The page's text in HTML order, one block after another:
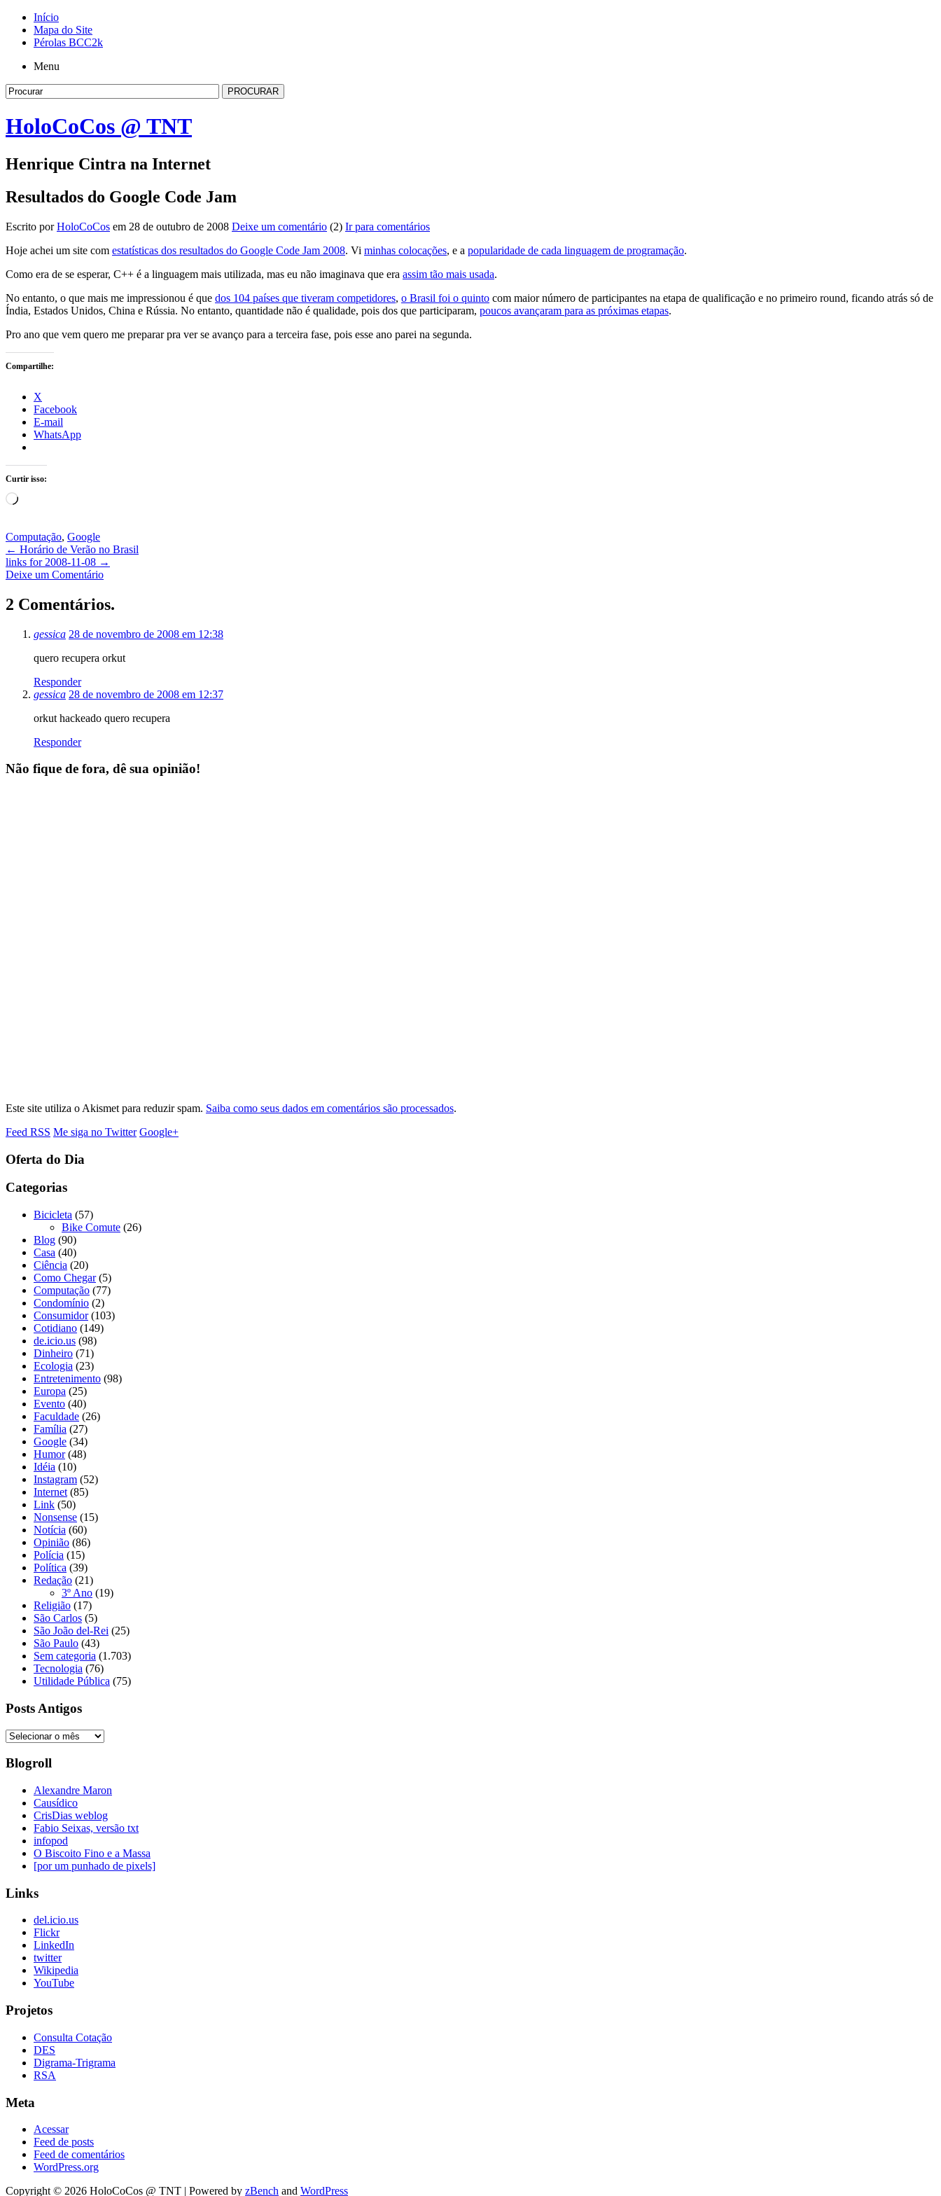
Início
Mapa do Site
Pérolas BCC2k
Menu
HoloCoCos @ TNT
Henrique Cintra na Internet
Resultados do Google Code Jam
Escrito porHoloCoCos em 28 de outubro de 2008 Deixe um comentário (2) Ir para comentários
Hoje achei um site com estatísticas dos resultados do Google Code Jam 2008. Vi minhas colocações, e a popularidade de cada linguagem de programação.
Como era de se esperar, C++ é a linguagem mais utilizada, mas eu não imaginava que era assim tão mais usada.
No entanto, o que mais me impressionou é que dos 104 países que tiveram competidores, o Brasil foi o quinto com maior número de participantes na etapa de qualificação e no primeiro round, ficando atrás só de
Índia, Estados Unidos, China e Rússia. No entanto, quantidade não é qualidade, pois dos que participaram, poucos avançaram para as próximas etapas.
Pro ano que vem quero me preparar pra ver se avanço para a terceira fase, pois esse ano parei na segunda.
Compartilhe:
X
Facebook
E-mail
WhatsApp
Curtir isso:
Carregando...
Computação, Google
← Horário de Verão no Brasil
links for 2008-11-08 →
Deixe um Comentário
2 Comentários.
gessica 28 de novembro de 2008 em 12:38
quero recupera orkut
Responder
gessica 28 de novembro de 2008 em 12:37
orkut hackeado quero recupera
Responder
Não fique de fora, dê sua opinião!
Este site utiliza o Akismet para reduzir spam. Saiba como seus dados em comentários são processados.
Feed RSS Me siga no Twitter Google+
Oferta do Dia
Categorias
Bicicleta (57)
Bike Comute (26)
Blog (90)
Casa (40)
Ciência (20)
Como Chegar(5)
Computação (77)
Condomínio (2)
Consumidor(103)
Cotidiano (149)
de.icio.us (98)
Dinheiro (71)
Ecologia (23)
Entretenimento (98)
Europa (25)
Evento (40)
Faculdade (26)
Família (27)
Google (34)
Humor(48)
Idéia (10)
Instagram (52)
Internet (85)
Link (50)
Nonsense (15)
Notícia (60)
Opinião (86)
Polícia (15)
Política (39)
Redação (21)
3º Ano (19)
Religião (17)
São Carlos (5)
São João del-Rei (25)
São Paulo (43)
Sem categoria (1.703)
Tecnologia (76)
Utilidade Pública (75)
Posts Antigos
Posts
Blogroll
Alexandre Maron
Causídico
CrisDias weblog
Fabio Seixas, versão txt
infopod
O Biscoito Fino e a Massa
[por um punhado de pixels]
Links
del.icio.us
Flickr
LinkedIn
twitter
Wikipedia
YouTube
Projetos
Consulta Cotação
DES
Digrama-Trigrama
RSA
Meta
Acessar
Feed de posts
Feed de comentários
WordPress.org
Copyright © 2026 HoloCoCos @ TNT | Powered by zBench and WordPress